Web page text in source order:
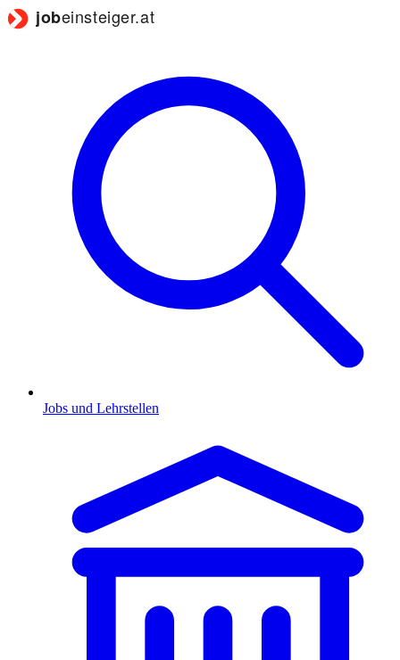
Jobs und Lehrstellen